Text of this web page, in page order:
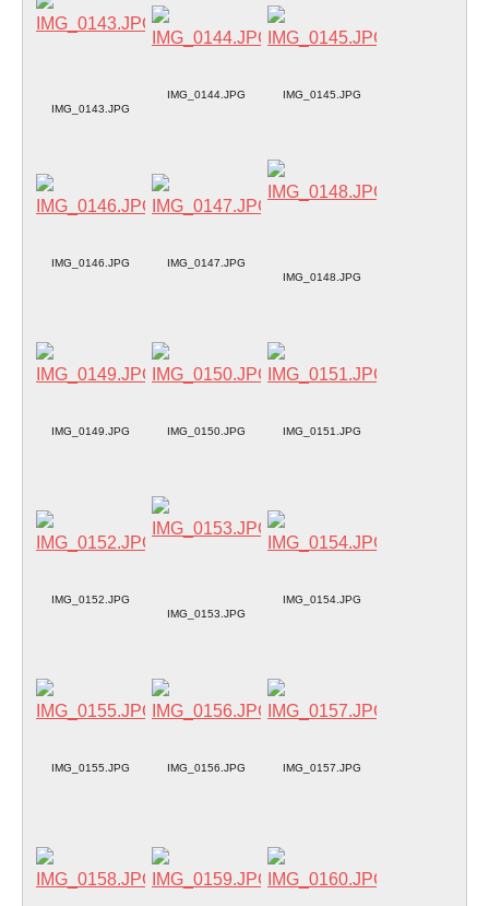
IMG_0143.JPG
IMG_0144.JPG IMG_0145.JPG
IMG_0146.JPG
IMG_0147.JPG
IMG_0148.JPG
IMG_0149.JPG IMG_0150.JPG IMG_0151.JPG
IMG_0152.JPG
IMG_0153.JPG
IMG_0154.JPG
IMG_0155.JPG IMG_0156.JPG IMG_0157.JPG